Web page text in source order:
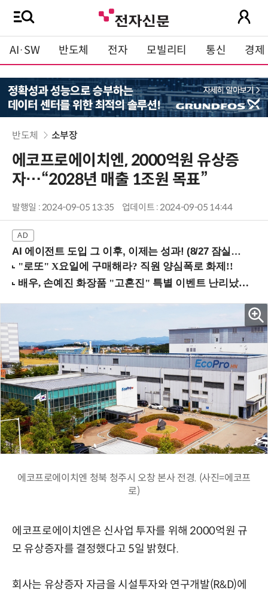
AI·SW 반도체 전자 모빌리티 통신 경제
반도체 소부장
에코프로에이치엔, 2000억원 유상증
자…“2028년 매출 1조원 목표”
발행일 : 2024-09-05 13:35 업데이트 : 2024-09-05 14:44
AI 에이전트 도입 그 이후, 이제는 성과! (8/27 잠실역)
에코프로에이치엔 청북 청주시 오창 본사 전경. (사진=에코프
로)
에코프로에이치엔은 신사업 투자를 위해 2000억원 규
모 유상증자를 결정했다고 5일 밝혔다.
회사는 유상증자 자금을 시설투자와 연구개발(R&D)에